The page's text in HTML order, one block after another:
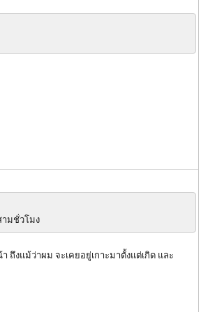
มชั่วโมง
งแม้ว่าผม จะเคยอยู่เกาะมาตั้งแต่เกิด และ